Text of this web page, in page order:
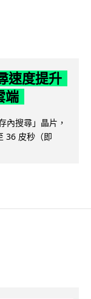
速度提升
端
內搜尋」晶片，
36 皮秒（即